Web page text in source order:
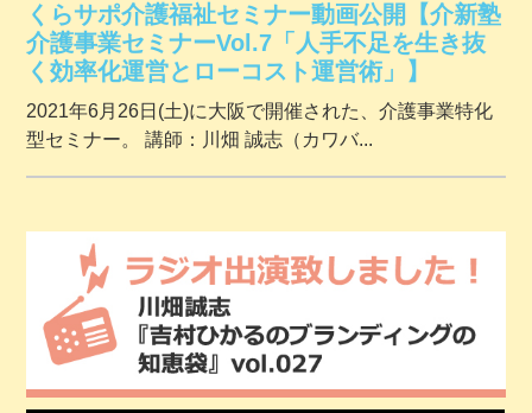
くらサポ介護福祉セミナー動画公開【介新塾
介護事業セミナーVol.7「人手不足を生き抜
く効率化運営とローコスト運営術」】
2021年6月26日(土)に大阪で開催された、介護事業特化
型セミナー。 講師：川畑 誠志（カワバ...